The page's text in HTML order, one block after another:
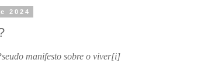
2024
manifesto sobre o viver[i]